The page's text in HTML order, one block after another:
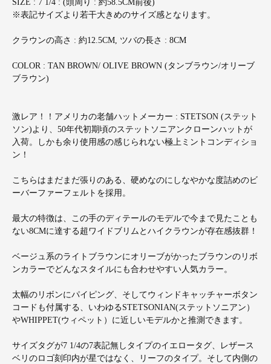
SIZE : 7 1/4 : (頭周り : 約58.5CM前後)
※表記サイズより若干大きめのサイズ感となります。
クラウンの高さ : 約12.5CM, ツバの長さ : 8CM
COLOR : TAN BROWN/ OLIVE BROWN (タンブラウン/オリーブ
ブラウン)
激レア！！アメリカの老舗ハットメーカー : STETSON (ステット
ソン)より、50年代初期頃のステットソニアンクローンハットが
入荷。しかも余り使用感の感じられない極上ミントコンディショ
ン！
こちらはまだまだ張りのある、硬めなのにしなやかな度詰めのビ
ーバーファーフェルトを採用。
最大の特徴は、この手のディテールのモデルで今まで見たことも
ない8CMに達する超ワイドブリムとハイクラウンが存在感抜群！
ベージュ系のライトブラウンにオリーブがかったブラウンのリボ
ンカラーでどんなスタイルにも合わせやすい人気カラー。
太幅のリボンにパイピング、そしてウィンドキャッチャーボタン
コードも付属する、いわゆるSTETSONIAN(ステットソニアン）
やWHIPPET(ウィペット）に近しいモデルかと推測できます。
サイズタグが7 1/4の7表記無しタイプのイエロータグ、レザース
ベリのロゴ刻印内が星ではなく、リーフのタイプ。そして内側の